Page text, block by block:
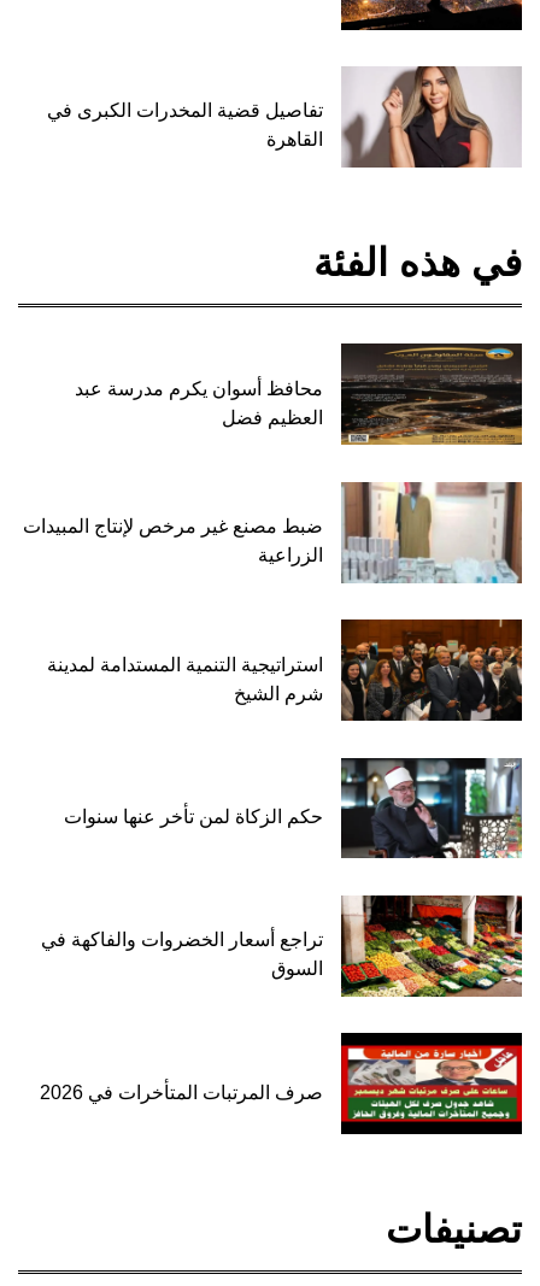
تفاصيل قضية المخدرات الكبرى في
القاهرة
في هذه الفئة
محافظ أسوان يكرم مدرسة عبد
العظيم فضل
ضبط مصنع غير مرخص لإنتاج المبيدات
الزراعية
استراتيجية التنمية المستدامة لمدينة
شرم الشيخ
حكم الزكاة لمن تأخر عنها سنوات
تراجع أسعار الخضروات والفاكهة في
السوق
صرف المرتبات المتأخرات في 2026
تصنيفات